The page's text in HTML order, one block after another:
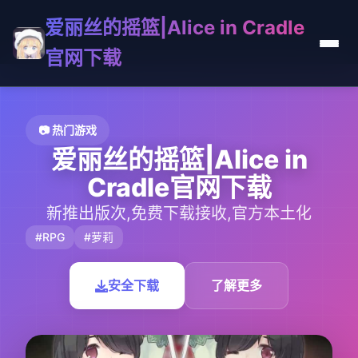
爱丽丝的摇篮|Alice in Cradle
官网下载
📷 热门游戏
爱丽丝的摇篮|Alice in
Cradle官网下载
新推出版次,免费下载接收,官方本土化
#RPG #萝莉
安全下载 了解更多